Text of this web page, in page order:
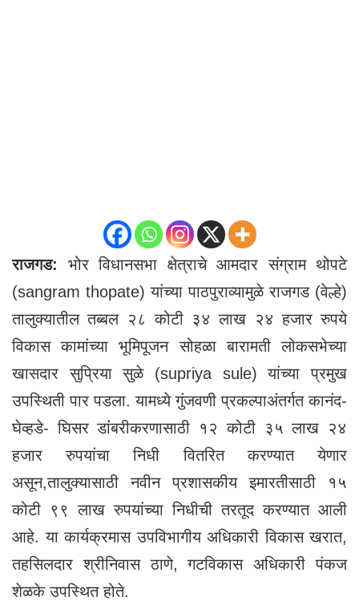
राजगड: भोर विधानसभा क्षेत्राचे आमदार संग्राम थोपटे
(sangram thopate) यांच्या पाठपुराव्यामुळे राजगड (वेल्हे)
तालुक्यातील तब्बल २८ कोटी ३४ लाख २४ हजार रुपये
विकास कामांच्या भूमिपूजन सोहळा बारामती लोकसभेच्या
खासदार सुप्रिया सुळे (supriya sule) यांच्या प्रमुख
उपस्थिती पार पडला. यामध्ये गुंजवणी प्रकल्पाअंतर्गत कानंद-
घेव्हडे- घिसर डांंबरीकरणासाठी १२ कोटी ३५ लाख २४
हजार रुपयांचा निधी वितरित करण्यात येणार
असून,तालुक्यासाठी नवीन प्रशासकीय इमारतीसाठी १५
कोटी ९९ लाख रुपयांच्या निधीची तरतूद करण्यात आली
आहे. या कार्यक्रमास उपविभागीय अधिकारी विकास खरात,
तहसिलदार श्रीनिवास ठाणे, गटविकास अधिकारी पंकज
शेळके उपस्थित होते.